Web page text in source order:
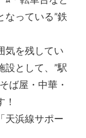
なっている”鉄
気を残してい
設として、”駅
ば屋・中華・
天浜線サポー